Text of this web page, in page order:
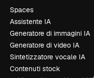
Spaces
Assistente IA
Generatore di immagini IA
Generatore di video IA
Sintetizzatore vocale IA
Contenuti stock